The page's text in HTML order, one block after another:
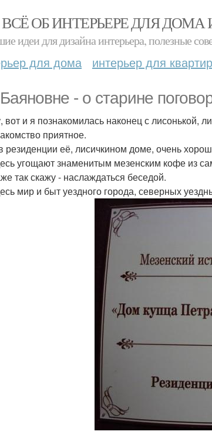
ВСЁ ОБ ИНТЕРЬЕРЕ ДЛЯ ДОМА
идеи для дизайна интерьера, полезные
для дома интерьер для
- о старине
вот и я познакомилась наконец с лисонькой,
приятное.
резиденции её, лисичкином доме, очень
угощают знаменитым мезенским кофе из
так скажу - наслаждаться беседой.
мир и быт уездного города, северных